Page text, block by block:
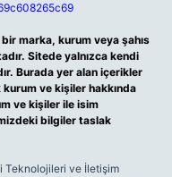
marka, kurum veya şahıs
Sitede yalnızca kendi
Burada yer alan içerikler
ve kişiler hakkında
ve kişiler ile isim
bilgiler taslak
Teknolojileri ve İletişim